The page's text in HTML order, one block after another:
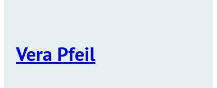
Vera Pfeil